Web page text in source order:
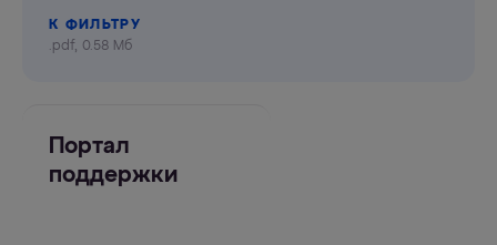
К ФИЛЬТРУ
.pdf, 0.58 Мб
Портал
поддержки